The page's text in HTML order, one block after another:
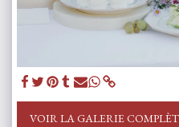
VOIR LA GALERIE